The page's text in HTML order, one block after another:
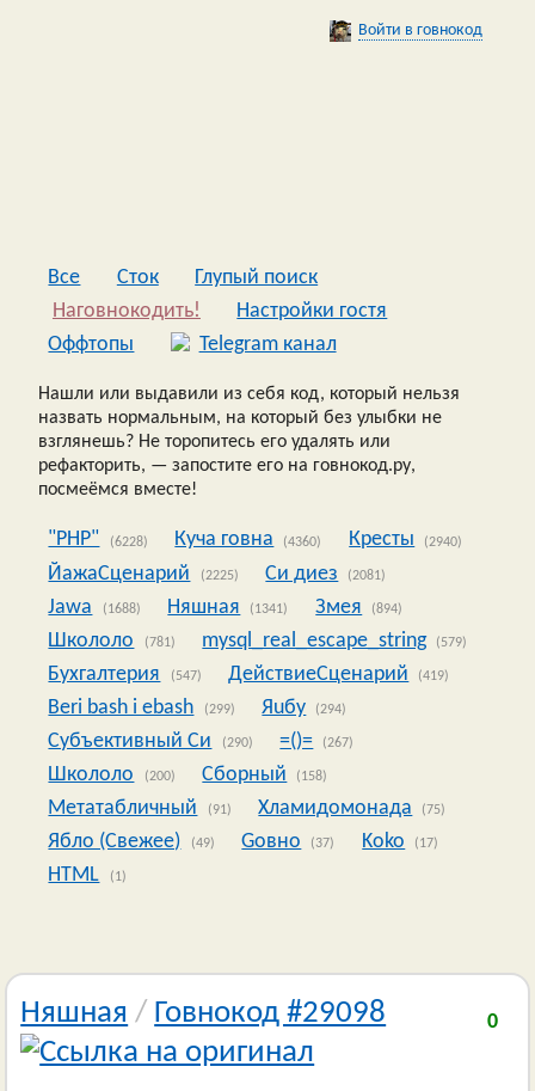
Войти в говнокод
Все Сток
Глупый поиск
Наговнокодить!
Настройки гостя
Оффтопы
Telegram канал
Нашли или выдавили из себя код, который нельзя
назвать нормальным, на который без улыбки не
взглянешь? Не торопитесь его удалять или
рефакторить, — запостите его на говнокод.ру,
посмеёмся вместе!
"PHP" (6228) Куча говна (4360) Кресты (2940)
ЙажаСценарий (2225) Си диез (2081)
Jawa (1688) Няшная (1341) Змея (894)
Школоло (781) mysql_real_escape_string (579)
Бухгалтерия (547) ДействиеСценарий (419)
Beri bash i ebash (299) Яuбy (294)
Субъективный Си (290) =()= (267)
Школоло (200) Сборный (158)
Метатабличный (91) Хламидомонада (75)
Ябло (Свежее) (49) Goвно (37) Koko (17)
HTML (1)
Няшная / Говнокод #29098 0